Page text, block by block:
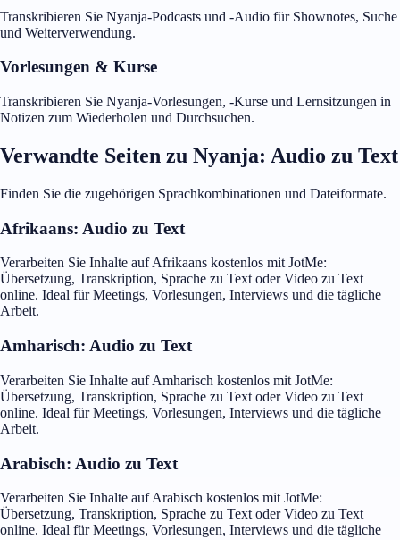
Transkribieren Sie Nyanja-Podcasts und -Audio für Shownotes, Suche
und Weiterverwendung.
Vorlesungen & Kurse
Transkribieren Sie Nyanja-Vorlesungen, -Kurse und Lernsitzungen in
Notizen zum Wiederholen und Durchsuchen.
Verwandte Seiten zu Nyanja: Audio zu Text
Finden Sie die zugehörigen Sprachkombinationen und Dateiformate.
Afrikaans: Audio zu Text
Verarbeiten Sie Inhalte auf Afrikaans kostenlos mit JotMe:
Übersetzung, Transkription, Sprache zu Text oder Video zu Text
online. Ideal für Meetings, Vorlesungen, Interviews und die tägliche
Arbeit.
Amharisch: Audio zu Text
Verarbeiten Sie Inhalte auf Amharisch kostenlos mit JotMe:
Übersetzung, Transkription, Sprache zu Text oder Video zu Text
online. Ideal für Meetings, Vorlesungen, Interviews und die tägliche
Arbeit.
Arabisch: Audio zu Text
Verarbeiten Sie Inhalte auf Arabisch kostenlos mit JotMe:
Übersetzung, Transkription, Sprache zu Text oder Video zu Text
online. Ideal für Meetings, Vorlesungen, Interviews und die tägliche